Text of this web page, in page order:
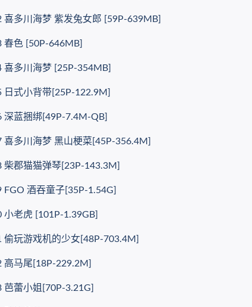
多川海梦 紫发兔女郎 [59P-639MB]
色 [50P-646MB]
多川海梦 [25P-354MB]
式小背带[25P-122.9M]
蓝捆绑[49P-7.4M-QB]
多川海梦 黑山梗菜[45P-356.4M]
郡猫猫弹琴[23P-143.3M]
酒吞童子[35P-1.54G]
老虎 [101P-1.39GB]
玩游戏机的少女[48P-703.4M]
马尾[18P-229.2M]
蕾小姐[70P-3.21G]